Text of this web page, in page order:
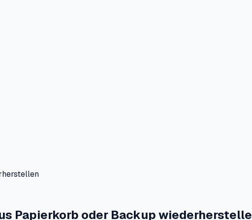
Papierkorb oder Backup